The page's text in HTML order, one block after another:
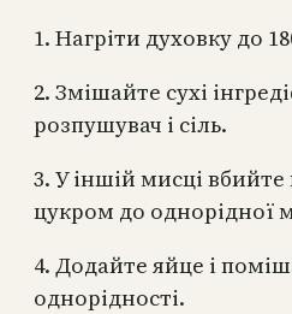
1. Нагріти духовку до
2. Змішайте сухі
розпушувач і сіль.
3. У іншій мисці
цукром до однорідної
4. Додайте яйце і
однорідності.